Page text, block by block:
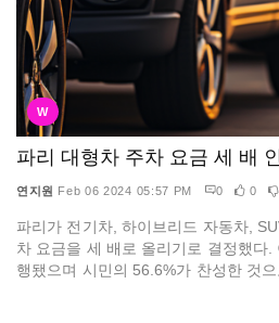
W
파리 대형차 주차 요금 세 배
연지원 Feb 06 2024 05:57 PM 0 0
파리가 전기차, 하이브리드 자동차,
차 요금을 세 배로 올리기로 결정했다
행됐으며 시민의 56.6%가 찬성한 것